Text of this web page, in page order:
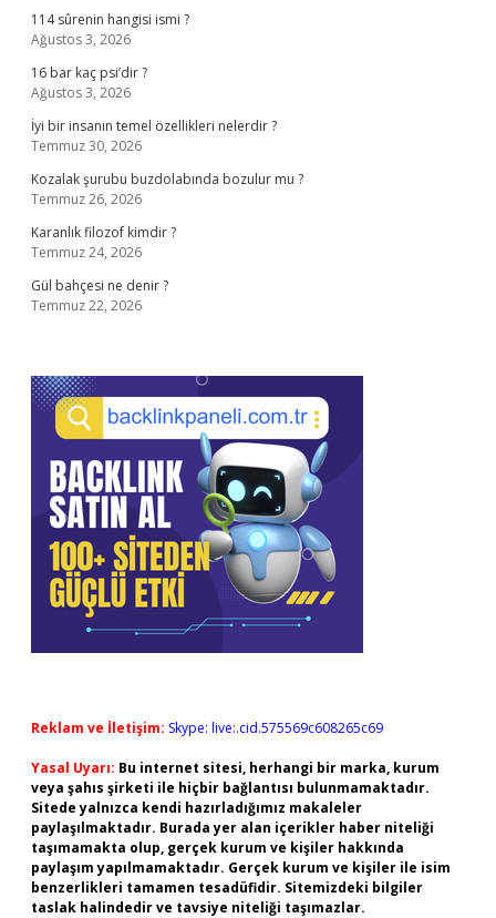
114 sûrenin hangisi ismi ?
Ağustos 3, 2026
16 bar kaç psi’dir ?
Ağustos 3, 2026
İyi bir insanın temel özellikleri nelerdir ?
Temmuz 30, 2026
Kozalak şurubu buzdolabında bozulur mu ?
Temmuz 26, 2026
Karanlık filozof kimdir ?
Temmuz 24, 2026
Gül bahçesi ne denir ?
Temmuz 22, 2026
Reklam ve İletişim: Skype: live:.cid.575569c608265c69
Yasal Uyarı: Bu internet sitesi, herhangi bir marka, kurum
veya şahıs şirketi ile hiçbir bağlantısı bulunmamaktadır.
Sitede yalnızca kendi hazırladığımız makaleler
paylaşılmaktadır. Burada yer alan içerikler haber niteliği
taşımamakta olup, gerçek kurum ve kişiler hakkında
paylaşım yapılmamaktadır. Gerçek kurum ve kişiler ile isim
benzerlikleri tamamen tesadüfidir. Sitemizdeki bilgiler
taslak halindedir ve tavsiye niteliği taşımazlar.